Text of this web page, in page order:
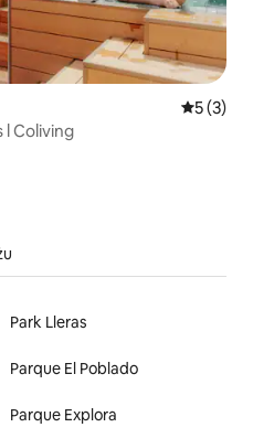
Średnia
5 (3)
l Coliving
Park Lleras
Parque El Poblado
Parque Explora